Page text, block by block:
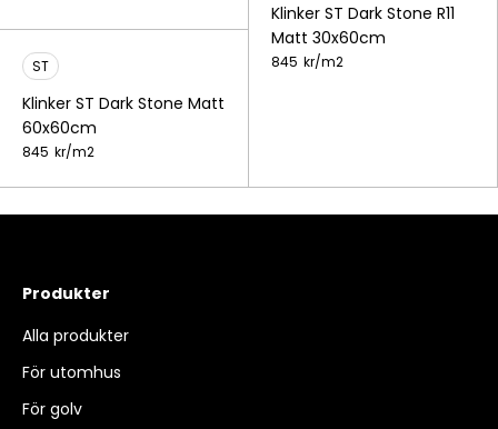
ST
Klinker ST Dark Stone Matt
60x60cm
845 kr/m2
Klinker ST Dark Stone R11
Matt 30x60cm
845 kr/m2
Produkter
Alla produkter
För utomhus
För golv